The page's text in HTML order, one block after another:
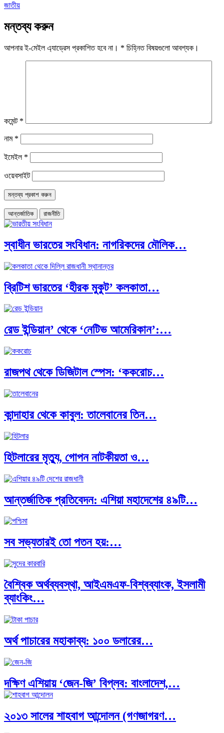
জাতীয়
মন্তব্য করুন
আপনার ই-মেইল এ্যাড্রেস প্রকাশিত হবে না। * চিহ্নিত বিষয়গুলো আবশ্যক।
কমেন্ট *
নাম *
ইমেইল *
ওয়েবসাইট
আন্তর্জাতিক রাজনীতি
স্বাধীন ভারতের সংবিধান: নাগরিকদের মৌলিক…
ব্রিটিশ ভারতের ‘হীরক মুকুট’ কলকাতা…
রেড ইন্ডিয়ান’ থেকে ‘নেটিভ আমেরিকান’:…
রাজপথ থেকে ডিজিটাল স্পেস: ‘ককরোচ…
কান্দাহার থেকে কাবুল: তালেবানের তিন…
হিটলারের মৃত্যু, গোপন নাটকীয়তা ও…
আন্তর্জাতিক প্রতিবেদন: এশিয়া মহাদেশের ৪৯টি…
সব সভ্যতারই তো পতন হয়:…
বৈশ্বিক অর্থব্যবস্থা, আইএমএফ-বিশ্বব্যাংক, ইসলামী
ব্যাংকিং…
অর্থ পাচারের মহাকাব্য: ১০০ ডলারের…
দক্ষিণ এশিয়ায় ‘জেন-জি’ বিপ্লব: বাংলাদেশ,…
বিশেষ ইন-ডেপ্থ রিপোর্ট: ক্রীড়া উৎসবে…
২০১৩ সালের শাহবাগ আন্দোলন (গণজাগরণ…